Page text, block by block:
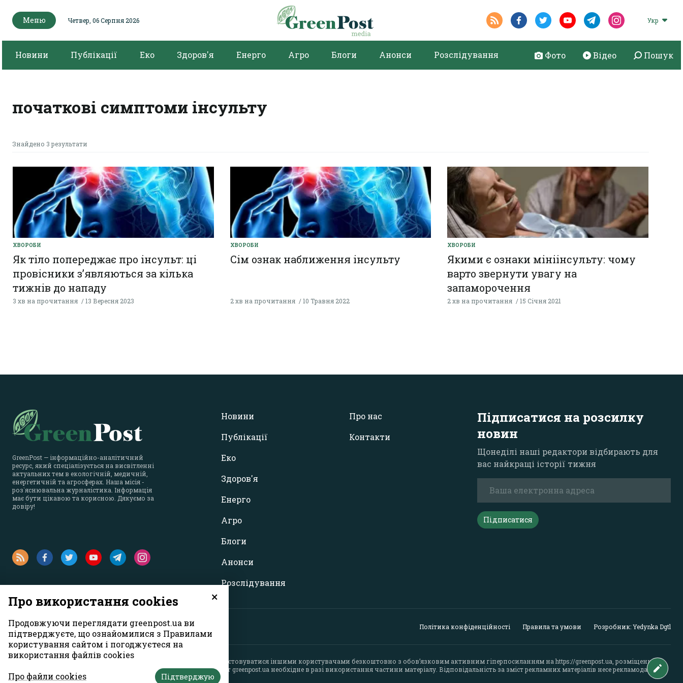
Меню Четвер, 06 Серпня 2026 Укр
Новини Публікації Еко Здоров'я Енерго Агро Блоги Анонси Розслідування Фото Відео Пошук
початкові симптоми інсульту
Знайдено 3 результати
ХВОРОБИ
Як тіло попереджає про інсульт: ці
провісники з’являються за кілька
тижнів до нападу
3 хв на прочитання 13 Вересня 2023
ХВОРОБИ
Сім ознак наближення інсульту
2 хв на прочитання 10 Травня 2022
ХВОРОБИ
Якими є ознаки мініінсульту: чому
варто звернути увагу на
запаморочення
2 хв на прочитання 15 Січня 2021
GreenPost — інформаційно-аналітичний
ресурс, який спеціалізується на висвітленні
актуальних тем в екологічній, медичній,
енергетичній та агросферах. Наша місія -
роз`яснювальна журналістика. Інформація
має бути цікавою та корисною. Дякуємо за
довіру!
Новини
Публікації
Еко
Здоров'я
Енерго
Агро
Блоги
Анонси
Розслідування
Про нас
Контакти
Підписатися на розсилку
новин
Щонеділі наші редактори відбирають для
вас найкращі історії тижня
Підписатися
Політика конфіденційності Правила та умови Розробник: Yedynka Dgtl
Усі права захищені. Матеріали із сайту можуть використовуватися іншими користувачами безкоштовно з обов’язковим активним гіперпосиланням на https://greenpost.ua , розміщеним у
першому абзаці матеріалу. Також активне гіперпосилання на сайтgreenpost.ua необхідне в разі використання частини матеріалу. Відповідальність за зміст рекламних матеріалів несе рекламодавець.
Думка авторів матеріалів може не збігатися з позицією редакції.
×
Про використання cookies
Продовжуючи переглядати greenpost.ua ви
підтверджуєте, що ознайомилися з Правилами
користування сайтом і погоджуєтеся на
використання файлів cookies
Про файли cookies
Підтверджую